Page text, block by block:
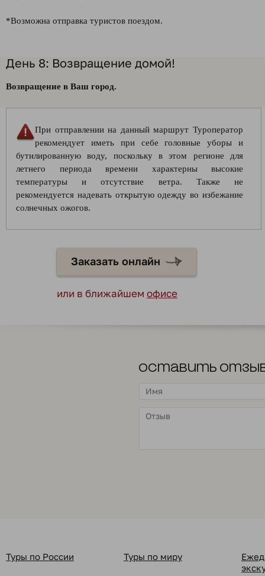
*Возможна отправка туристов поездом.
День 8: Возвращение домой!
Возвращение в Ваш город.
При отправлении на данный маршрут Туроператор
рекомендует иметь при себе головные уборы и
бутилированную воду, поскольку в этом регионе для
летнего периода времени характерны высокие
температуры и отсутствие ветра. Также не
рекомендуется надевать открытую одежду во избежание
солнечных ожогов.
Заказать онлайн
или в ближайшем офисе
Оставить
Туры по России Туры по миру